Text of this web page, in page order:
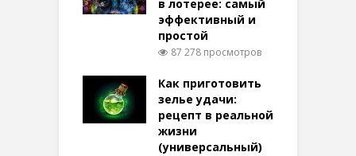
в лотерее: самый
эффективный и
простой
87 278 просмотров
Как приготовить
зелье удачи:
рецепт в реальной
жизни
(универсальный)